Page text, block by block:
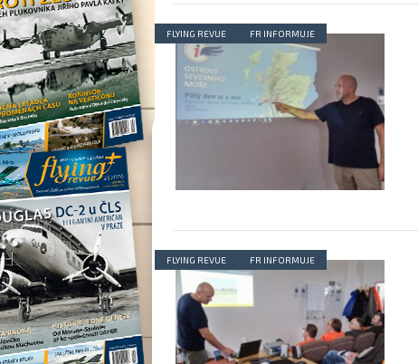
FLYING REVUE FR INFORMUJE
FLYING REVUE FR INFORMUJE